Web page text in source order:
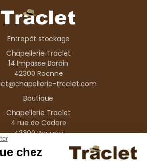
Entrepôt stockage
Chapellerie Traclet
14 Impasse Bardin
42300 Roanne
traclet.com
Boutique
Chapellerie Traclet
4 rue de Cadore
42300 Roanne